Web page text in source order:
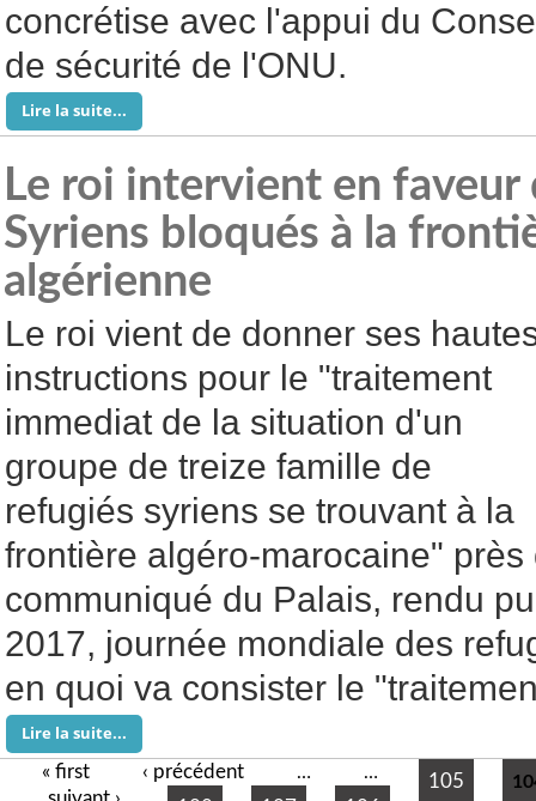
concrétise avec l'appui du
de sécurité de l'ONU.
Lire la suite...
Le roi intervient en faveur
Syriens bloqués à la
algérienne
Le roi vient de donner ses
instructions pour le "traitement
immediat de la situation d'un
groupe de treize famille de
refugiés syriens se trouvant à la
frontière algéro-marocaine" près
communiqué du Palais, rendu
2017, journée mondiale des
en quoi va consister le
Lire la suite...
Pages« first ‹ précédent …
105
…